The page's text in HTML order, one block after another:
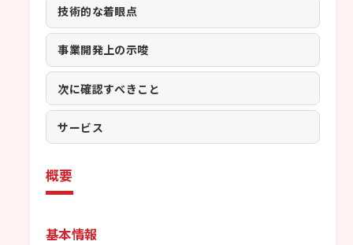
技術的な着眼点
事業開発上の示唆
次に確認すべきこと
サービス
概要
基本情報